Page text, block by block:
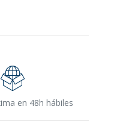
en 48h hábiles